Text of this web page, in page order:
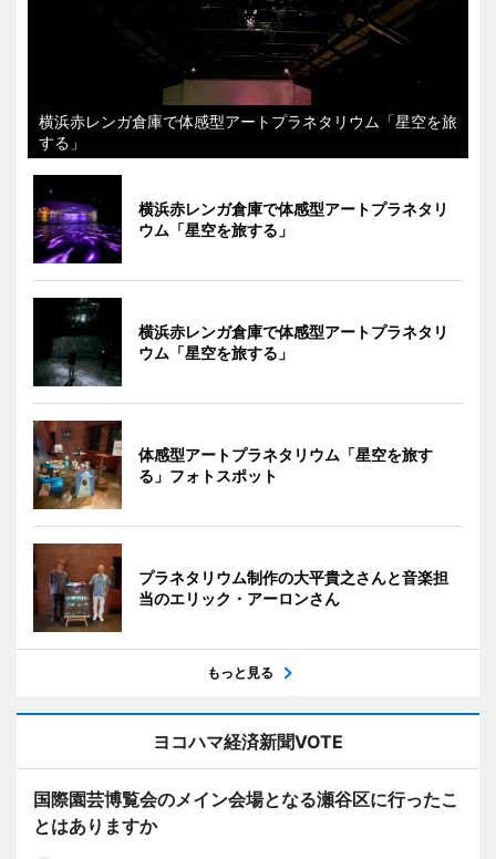
横浜赤レンガ倉庫で体感型アートプラネタリウム「星空を旅
する」
横浜赤レンガ倉庫で体感型アートプラネタリ
ウム「星空を旅する」
横浜赤レンガ倉庫で体感型アートプラネタリ
ウム「星空を旅する」
体感型アートプラネタリウム「星空を旅す
る」フォトスポット
プラネタリウム制作の大平貴之さんと音楽担
当のエリック・アーロンさん
もっと見る
ヨコハマ経済新聞VOTE
国際園芸博覧会のメイン会場となる瀬谷区に行ったこ
とはありますか